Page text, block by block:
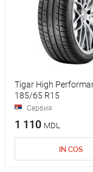
Tigar High
185/65 R15
Сербия
1 110 MDL
IN COS